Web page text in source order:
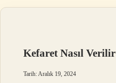
Kefaret Nasıl Verilir
Tarih: Aralık 19, 2024